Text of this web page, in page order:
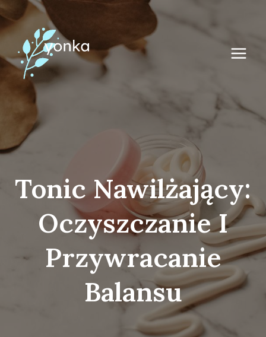
Przejdź
treści
Tonic Nawilżający:
Oczyszczanie I
Przywracanie
Balansu